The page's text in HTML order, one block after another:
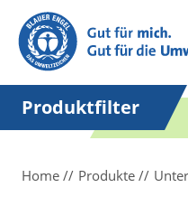
Suchbegriff in
Anführungszeichen
setzen.
Produktfilter
Home Produkte